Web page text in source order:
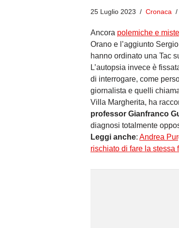
25 Luglio 2023 Cronaca
Ancora polemiche e
Orano e l’aggiunto
hanno ordinato una Tac
L’autopsia invece è
di interrogare, come
giornalista e quelli
Villa Margherita, ha
professor Gianfranco
diagnosi totalmente
Leggi anche: Andrea
rischiato di fare la stessa